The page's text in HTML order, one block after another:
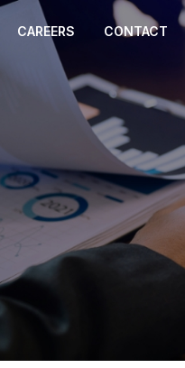
CAREERS CONTACT